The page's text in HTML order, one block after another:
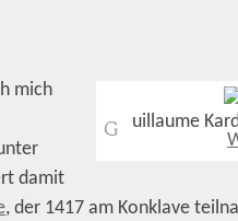
G
uillaume
mich
damit
, der 1417 am Konklave